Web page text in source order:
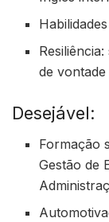
de
Desejável:
Formação
Gestão de